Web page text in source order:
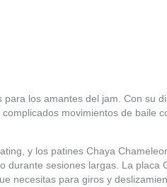
los amantes del jam. Con su
movimientos de baile
y los patines Chaya
durante sesiones largas. La
necesitas para giros y